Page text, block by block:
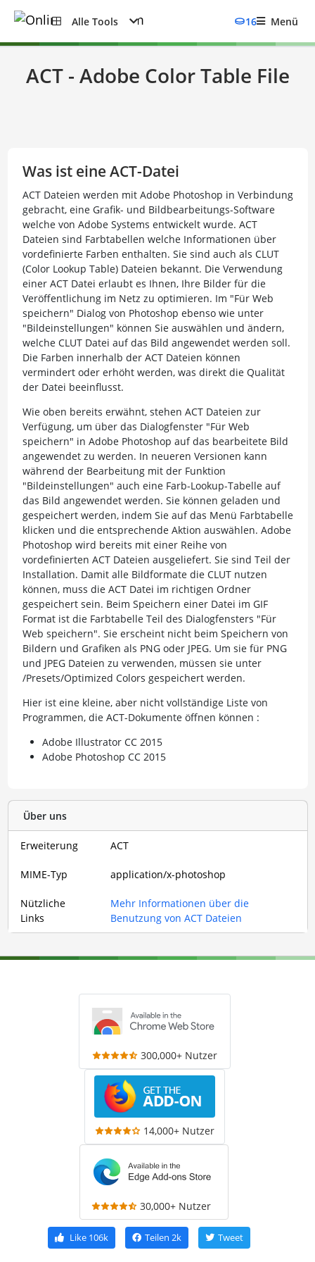
Alle Tools 16 Menü
ACT - Adobe Color Table File
Was ist eine ACT-Datei
ACT Dateien werden mit Adobe Photoshop in Verbindung
gebracht, eine Grafik- und Bildbearbeitungs-Software
welche von Adobe Systems entwickelt wurde. ACT
Dateien sind Farbtabellen welche Informationen über
vordefinierte Farben enthalten. Sie sind auch als CLUT
(Color Lookup Table) Dateien bekannt. Die Verwendung
einer ACT Datei erlaubt es Ihnen, Ihre Bilder für die
Veröffentlichung im Netz zu optimieren. Im "Für Web
speichern" Dialog von Photoshop ebenso wie unter
"Bildeinstellungen" können Sie auswählen und ändern,
welche CLUT Datei auf das Bild angewendet werden soll.
Die Farben innerhalb der ACT Dateien können
vermindert oder erhöht werden, was direkt die Qualität
der Datei beeinflusst.
Wie oben bereits erwähnt, stehen ACT Dateien zur
Verfügung, um über das Dialogfenster "Für Web
speichern" in Adobe Photoshop auf das bearbeitete Bild
angewendet zu werden. In neueren Versionen kann
während der Bearbeitung mit der Funktion
"Bildeinstellungen" auch eine Farb-Lookup-Tabelle auf
das Bild angewendet werden. Sie können geladen und
gespeichert werden, indem Sie auf das Menü Farbtabelle
klicken und die entsprechende Aktion auswählen. Adobe
Photoshop wird bereits mit einer Reihe von
vordefinierten ACT Dateien ausgeliefert. Sie sind Teil der
Installation. Damit alle Bildformate die CLUT nutzen
können, muss die ACT Datei im richtigen Ordner
gespeichert sein. Beim Speichern einer Datei im GIF
Format ist die Farbtabelle Teil des Dialogfensters "Für
Web speichern". Sie erscheint nicht beim Speichern von
Bildern und Grafiken als PNG oder JPEG. Um sie für PNG
und JPEG Dateien zu verwenden, müssen sie unter
/Presets/Optimized Colors gespeichert werden.
Hier ist eine kleine, aber nicht vollständige Liste von
Programmen, die ACT-Dokumente öffnen können :
Adobe Illustrator CC 2015
Adobe Photoshop CC 2015
Über uns
Erweiterung ACT
MIME-Typ application/x-photoshop
Nützliche
Links
Mehr Informationen über die
Benutzung von ACT Dateien
300,000+ Nutzer
14,000+ Nutzer
30,000+ Nutzer
Like 106k Teilen 2k Tweet